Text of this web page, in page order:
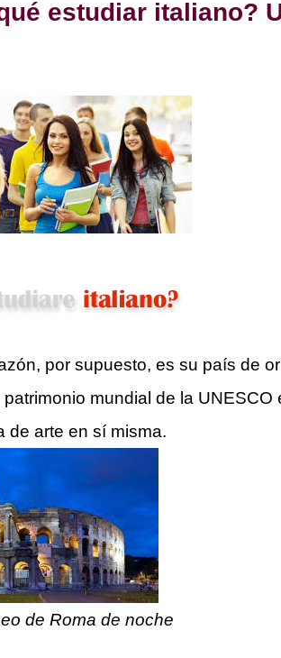
estudiar italiano?
por supuesto, es su país de
mundial de la
de arte en sí misma.
de Roma de noche